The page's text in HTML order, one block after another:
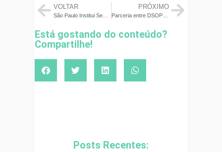
VOLTAR
São Paulo Institui Semana da Educação Financeira no calendário oficial
PRÓXIMO
Parceria entre DSOP e Atheva inova em conteúdo para escolas
Está gostando do conteúdo?
Compartilhe!
Posts Recentes: